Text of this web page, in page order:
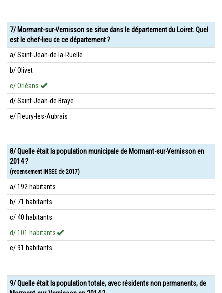
7/ Mormant-sur-Vernisson se situe dans le département du Loiret. Quel
est le chef-lieu de ce département ?
a/ Saint-Jean-de-la-Ruelle
b/ Olivet
c/ Orléans
d/ Saint-Jean-de-Braye
e/ Fleury-les-Aubrais
8/ Quelle était la population municipale de Mormant-sur-Vernisson en
2014 ?
(recensement INSEE de 2017)
a/ 192 habitants
b/ 71 habitants
c/ 40 habitants
d/ 101 habitants
e/ 91 habitants
9/ Quelle était la population totale, avec résidents non permanents, de